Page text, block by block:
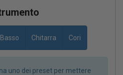
Basso Chitarra Cori
uno dei preset per mettere